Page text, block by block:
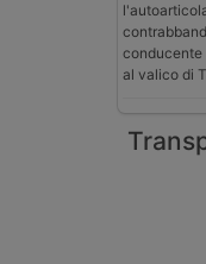
conducente
al valico di